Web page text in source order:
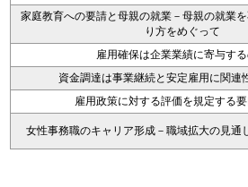
家庭教育への要請と母親の就業－母親の就業
り方をめぐって
雇用確保は企業業績に寄与す
資金調達は事業継続と安定雇用に関連
雇用政策に対する評価を規定する
女性事務職のキャリア形成－職域拡大の見通